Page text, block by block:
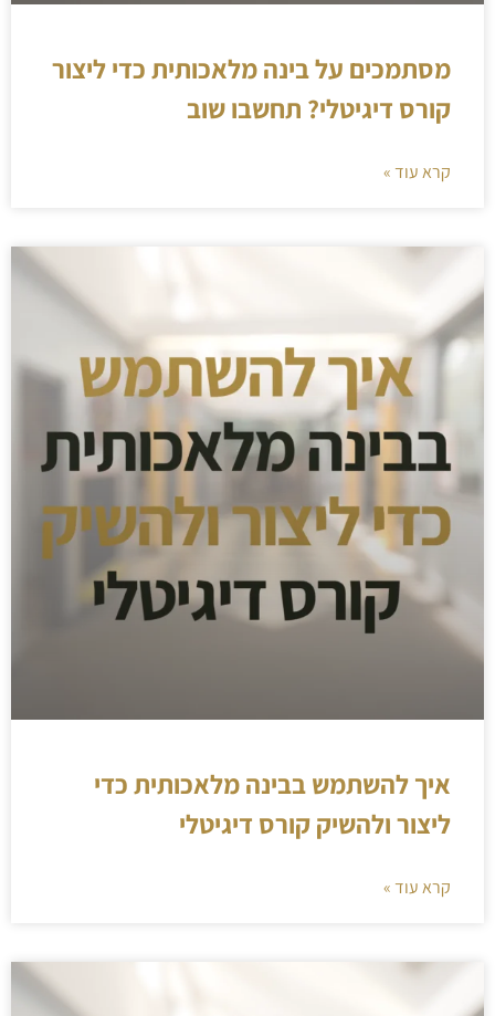
מסתמכים על בינה מלאכותית כדי ליצור
קורס דיגיטלי? תחשבו שוב
קרא עוד »
איך להשתמש בבינה מלאכותית כדי
ליצור ולהשיק קורס דיגיטלי
קרא עוד »